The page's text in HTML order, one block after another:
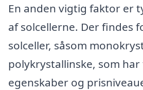
En anden vigtig faktor er
af solcellerne. Der findes
solceller, såsom
polykrystallinske, som
egenskaber og